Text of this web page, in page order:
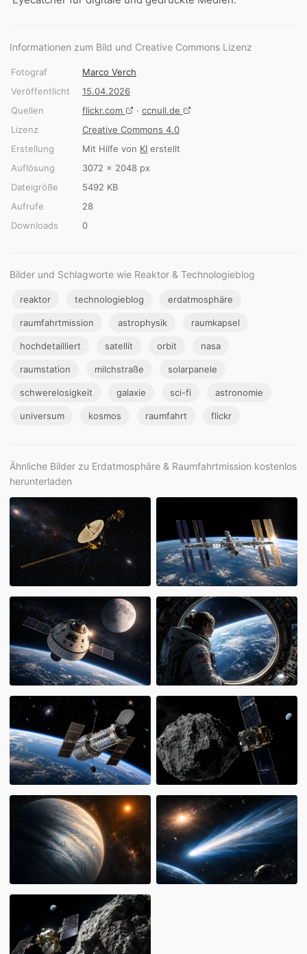
Informationen zum Bild und Creative Commons Lizenz
Fotograf
Marco Verch
Veröffentlicht
15.04.2026
Quellen
flickr.com · ccnull.de
Lizenz
Creative Commons 4.0
Erstellung
Mit Hilfe von KI erstellt
Auflösung
3072 × 2048 px
Dateigröße
5492 KB
Aufrufe
28
Downloads
0
Bilder und Schlagworte wie Reaktor & Technologieblog
reaktor technologieblog erdatmosphäre
raumfahrtmission astrophysik raumkapsel
hochdetailliert satellit orbit nasa
raumstation milchstraße solarpanele
schwerelosigkeit galaxie sci-fi astronomie
universum kosmos raumfahrt flickr
Ähnliche Bilder zu Erdatmosphäre & Raumfahrtmission kostenlos
herunterladen